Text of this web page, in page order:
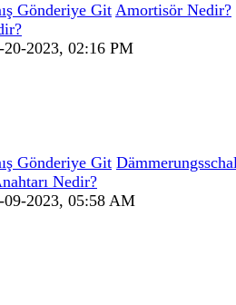
Amortisör Nedir?
20-2023, 02:16 PM
Nedir?
09-2023, 05:58 AM